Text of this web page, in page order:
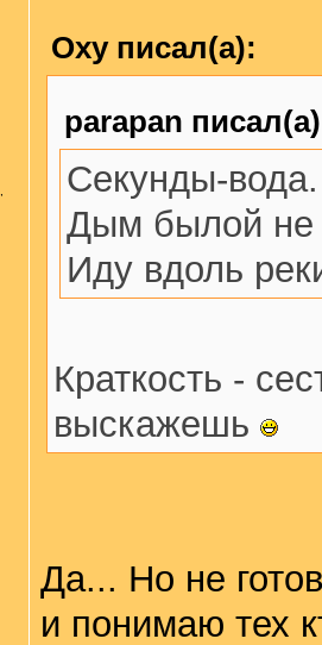
Oxy писал(а):
parapan
Секунды-вода.
Дым былой не
Иду вдоль
Краткость -
выскажешь
Да... Но не
и понимаю тех